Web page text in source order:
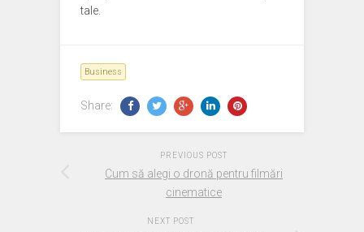
tale.
Business
Share:
PREVIOUS POST
Cum să alegi o dronă pentru filmări
cinematice
NEXT POST